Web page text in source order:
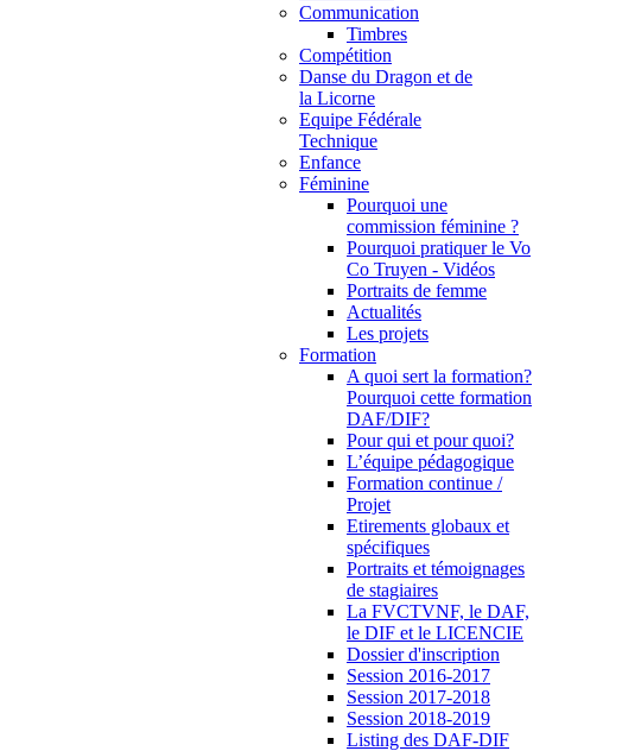
Communication
Timbres
Compétition
Danse du Dragon et de
la Licorne
Equipe Fédérale
Technique
Enfance
Féminine
Pourquoi une
commission féminine ?
Pourquoi pratiquer le Vo
Co Truyen - Vidéos
Portraits de femme
Actualités
Les projets
Formation
A quoi sert la formation?
Pourquoi cette formation
DAF/DIF?
Pour qui et pour quoi?
L’équipe pédagogique
Formation continue /
Projet
Etirements globaux et
spécifiques
Portraits et témoignages
de stagiaires
La FVCTVNF, le DAF,
le DIF et le LICENCIE
Dossier d'inscription
Session 2016-2017
Session 2017-2018
Session 2018-2019
Listing des DAF-DIF